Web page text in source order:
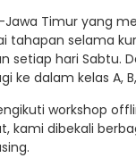
Timur yang
tahapan selama
setiap hari Sabtu.
ke dalam kelas A,
workshop
kami dibekali